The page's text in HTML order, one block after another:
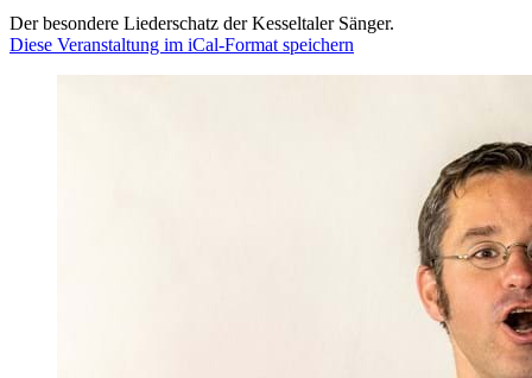
Der besondere Liederschatz der Kesseltaler Sänger.
Diese Veranstaltung im iCal-Format speichern